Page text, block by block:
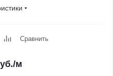
Сравнить
/м